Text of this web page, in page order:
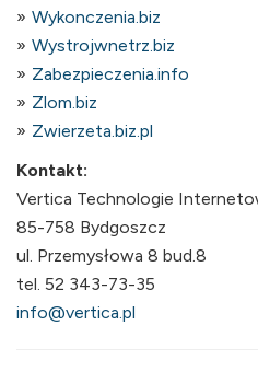
Wykonczenia.biz
Wystrojwnetrz.biz
Zabezpieczenia.info
Zlom.biz
Zwierzeta.biz.pl
Kontakt:
Vertica Technologie
85-758 Bydgoszcz
ul. Przemysłowa 8 bud.8
tel. 52 343-73-35
info@vertica.pl